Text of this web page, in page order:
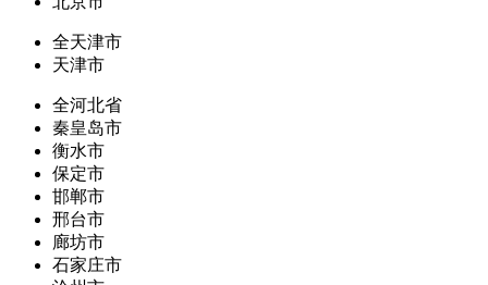
全天津市
天津市
全河北省
秦皇岛市
衡水市
保定市
邯郸市
邢台市
廊坊市
石家庄市